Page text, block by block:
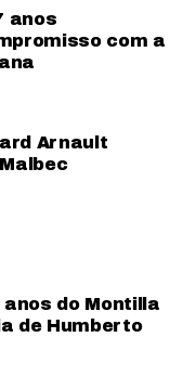
anos
com a
Arnault
do Montilla
de Humberto